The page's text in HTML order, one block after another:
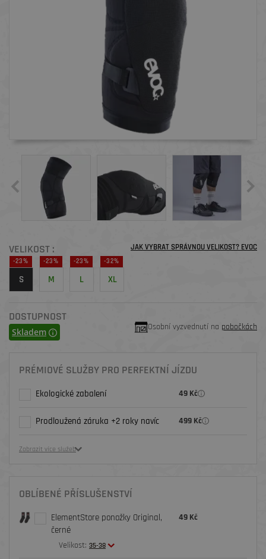
VELIKOST : JAK VYBRAT SPRÁVNOU VELIKOST? EVOC
-23%
S
-23%
M
-23%
L
-32%
XL
DOSTUPNOST
Skladem Osobní vyzvednutí na pobočkách
PRÉMIOVÉ SLUŽBY PRO PERFEKTNÍ JÍZDU
Ekologické zabalení 49 Kč
Prodloužená záruka +2 roky navíc 499 Kč
Zobrazit více služeb
OBLÍBENÉ PŘÍSLUŠENSTVÍ
ElementStore ponožky Original,
černé
Velikost: 35-38
49 Kč